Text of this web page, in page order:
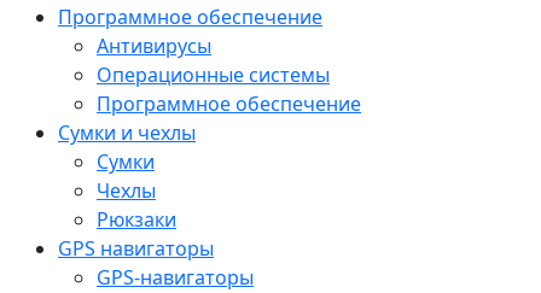
Программное обеспечение
Антивирусы
Операционные системы
Программное обеспечение
Сумки и чехлы
Сумки
Чехлы
Рюкзаки
GPS навигаторы
GPS-навигаторы